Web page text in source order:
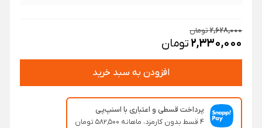
2,628,000تومان
2,330,000تومان
افزودن به سبد خرید
پرداخت قسطی و اعتباری با اسنپ‌پی
۴ قسط بدون کارمزد، ماهانه ۵۸۲٬۵۰۰ تومان